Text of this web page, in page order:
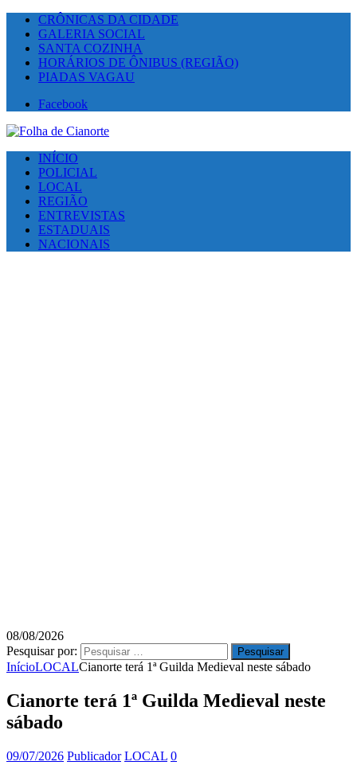
CRÔNICAS DA CIDADE
GALERIA SOCIAL
SANTA COZINHA
HORÁRIOS DE ÔNIBUS (REGIÃO)
PIADAS VAGAU
Facebook
INÍCIO
POLICIAL
LOCAL
REGIÃO
ENTREVISTAS
ESTADUAIS
NACIONAIS
08/08/2026
Pesquisar por:
InícioLOCALCianorte terá 1ª Guilda Medieval neste sábado
Cianorte terá 1ª Guilda Medieval neste
sábado
09/07/2026 Publicador LOCAL 0